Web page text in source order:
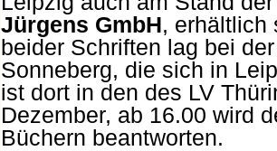
Jürgens GmbH, erhältlich
beider Schriften lag bei
Sonneberg, die sich in
ist dort in den des LV
Dezember, ab 16.00 wird
Büchern beantworten.